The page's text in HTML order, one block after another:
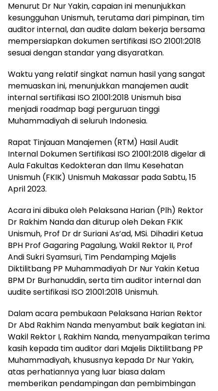
Menurut Dr Nur Yakin, capaian ini menunjukkan
kesungguhan Unismuh, terutama dari pimpinan, tim
auditor internal, dan audite dalam bekerja bersama
mempersiapkan dokumen sertifikasi ISO 21001:2018
sesuai dengan standar yang disyaratkan.
Waktu yang relatif singkat namun hasil yang sangat
memuaskan ini, menunjukkan manajemen audit
internal sertifikasi ISO 21001:2018 Unismuh bisa
menjadi roadmap bagi perguruan tinggi
Muhammadiyah di seluruh Indonesia.
Rapat Tinjauan Manajemen (RTM) Hasil Audit
Internal Dokumen Sertifikasi ISO 21001:2018 digelar di
Aula Fakultas Kedokteran dan Ilmu Kesehatan
Unismuh (FKIK) Unismuh Makassar pada Sabtu, 15
April 2023.
Acara ini dibuka oleh Pelaksana Harian (Plh) Rektor
Dr Rakhim Nanda dan diturup oleh Dekan FKIK
Unismuh, Prof Dr dr Suriani As’ad, MSi. Dihadiri Ketua
BPH Prof Gagaring Pagalung, Wakil Rektor II, Prof
Andi Sukri Syamsuri, Tim Pendamping Majelis
Diktilitbang PP Muhammadiyah Dr Nur Yakin Ketua
BPM Dr Burhanuddin, serta tim auditor internal dan
uudite sertifikasi ISO 21001:2018 Unismuh.
Dalam acara pembukaan Pelaksana Harian Rektor
Dr Abd Rakhim Nanda menyambut baik kegiatan ini.
Wakil Rektor I, Rakhim Nanda, menyampaikan terima
kasih kepada tim auditor dari Majelis Diktilitbang PP
Muhammadiyah, khususnya kepada Dr Nur Yakin,
atas perhatiannya yang luar biasa dalam
memberikan pendampingan dan pembimbingan